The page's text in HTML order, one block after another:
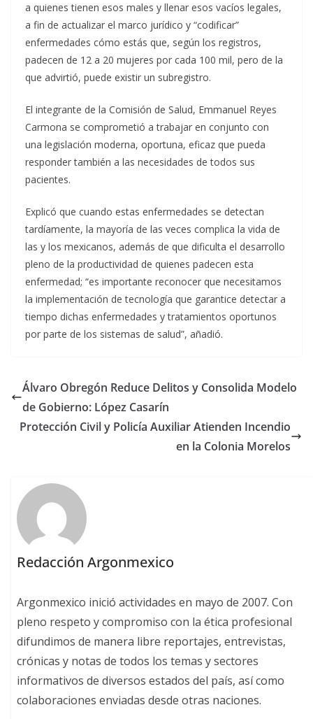
a quienes tienen esos males y llenar esos vacíos legales,
a fin de actualizar el marco jurídico y “codificar”
enfermedades cómo estás que, según los registros,
padecen de 12 a 20 mujeres por cada 100 mil, pero de la
que advirtió, puede existir un subregistro.
El integrante de la Comisión de Salud, Emmanuel Reyes
Carmona se comprometió a trabajar en conjunto con
una legislación moderna, oportuna, eficaz que pueda
responder también a las necesidades de todos sus
pacientes.
Explicó que cuando estas enfermedades se detectan
tardíamente, la mayoría de las veces complica la vida de
las y los mexicanos, además de que dificulta el desarrollo
pleno de la productividad de quienes padecen esta
enfermedad; “es importante reconocer que necesitamos
la implementación de tecnología que garantice detectar a
tiempo dichas enfermedades y tratamientos oportunos
por parte de los sistemas de salud”, añadió.
Álvaro Obregón Reduce Delitos y Consolida Modelo
de Gobierno: López Casarín
Protección Civil y Policía Auxiliar Atienden Incendio
en la Colonia Morelos
Redacción Argonmexico
Argonmexico inició actividades en mayo de 2007. Con
pleno respeto y compromiso con la ética profesional
difundimos de manera libre reportajes, entrevistas,
crónicas y notas de todos los temas y sectores
informativos de diversos estados del país, así como
colaboraciones enviadas desde otras naciones.